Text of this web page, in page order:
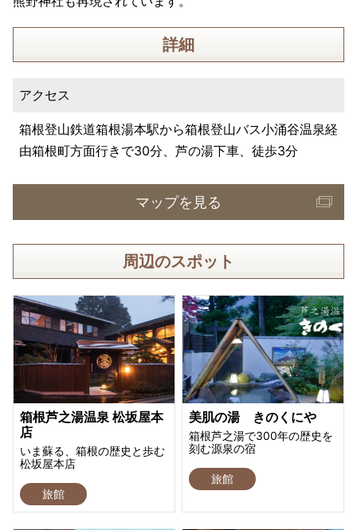
詳細
アクセス
箱根登山鉄道箱根湯本駅から箱根登山バス小涌谷温泉経
由箱根町方面行きで30分、芦の湯下車、徒歩3分
マップを見る
周辺のスポット
箱根芦之湯温泉 松坂屋本
店
いま蘇る、箱根の歴史と歩む
松坂屋本店
旅館
美肌の湯 きのくにや
箱根芦之湯で300年の歴史を
刻む源泉の宿
旅館